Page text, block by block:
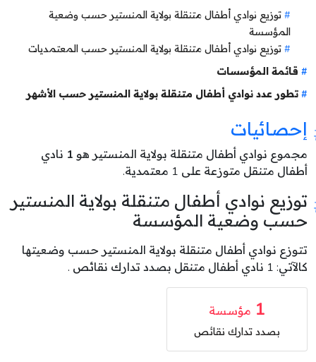
توزيع نوادي أطفال متنقلة بولاية المنستير حسب وضعية
المؤسسة
توزيع نوادي أطفال متنقلة بولاية المنستير حسب المعتمديات
قائمة المؤسسات
تطور عدد نوادي أطفال متنقلة بولاية المنستير حسب الأشهر
إحصائيات
مجموع نوادي أطفال متنقلة بولاية المنستير هو 1 نادي
أطفال متنقل متوزعة على 1 معتمدية.
توزيع نوادي أطفال متنقلة بولاية المنستير
حسب وضعية المؤسسة
تتوزع نوادي أطفال متنقلة بولاية المنستير حسب وضعيتها
كالآتي: 1 نادي أطفال متنقل بصدد تدارك نقائص .
1 مؤسسة
بصدد تدارك نقائص